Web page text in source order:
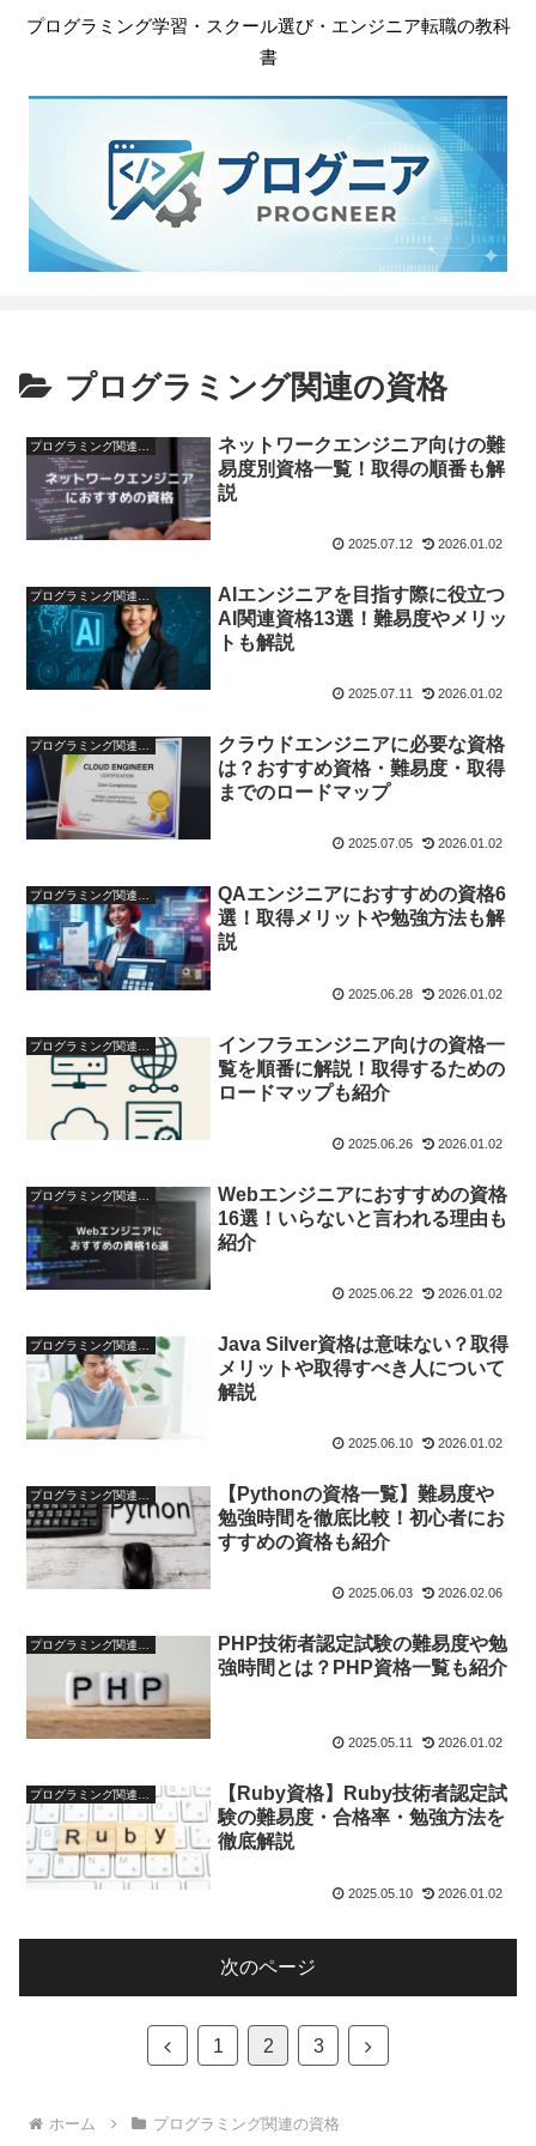
プログラミング学習・スクール選び・エンジニア転職の教科
書
プログラミング関連の資格
ネットワークエンジニア向けの難
易度別資格一覧！取得の順番も解
説
2025.07.12 2026.01.02
AIエンジニアを目指す際に役立つ
AI関連資格13選！難易度やメリッ
トも解説
2025.07.11 2026.01.02
クラウドエンジニアに必要な資格
は？おすすめ資格・難易度・取得
までのロードマップ
2025.07.05 2026.01.02
プログラミング関連の資格
QAエンジニアにおすすめの資格6
選！取得メリットや勉強方法も解
説
2025.06.28 2026.01.02
インフラエンジニア向けの資格一
覧を順番に解説！取得するための
ロードマップも紹介
2025.06.26 2026.01.02
Webエンジニアにおすすめの資格
16選！いらないと言われる理由も
紹介
2025.06.22 2026.01.02
Java Silver資格は意味ない？取得
メリットや取得すべき人について
解説
2025.06.10 2026.01.02
【Pythonの資格一覧】難易度や
勉強時間を徹底比較！初心者にお
すすめの資格も紹介
2025.06.03 2026.02.06
プログラミング関連の資格
PHP技術者認定試験の難易度や勉
強時間とは？PHP資格一覧も紹介
2025.05.11 2026.01.02
プログラミング関連の資格
【Ruby資格】Ruby技術者認定試
験の難易度・合格率・勉強方法を
徹底解説
2025.05.10 2026.01.02
次のページ
前
1 2 3
次
ホーム プログラミング関連の資格